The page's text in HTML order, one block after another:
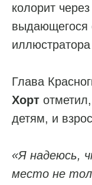
колорит
выдающегося
Глава
Хорт
детям, и
«Я надеюсь,
место не